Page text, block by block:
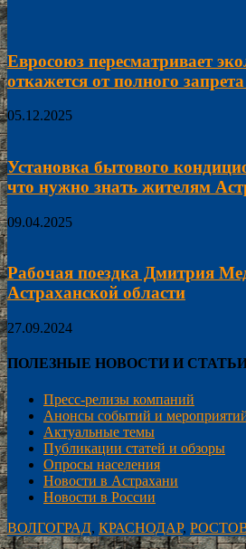
Евросоюз пересматривает
откажется от полного
05.12.2025
Установка бытового
что нужно знать жителям
09.04.2025
Рабочая поездка Дмитрия
Астраханской области
27.09.2024
ПОЛЕЗНЫЕ НОВОСТИ И
Пресс-релизы компаний
Анонсы событий и
Актуальные темы
Публикации статей и обзоры
Опросы населения
Новости в Астрахани
Новости в России
ВОЛГОГРАД, КРАСНОДАР,